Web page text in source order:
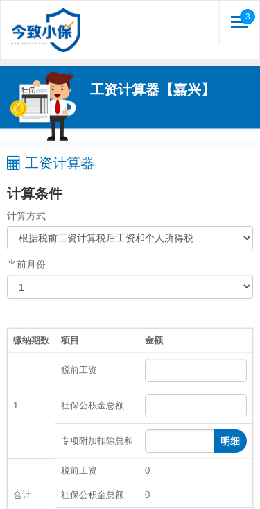
3
工资计算器【嘉兴】
工资计算器
计算条件
计算方式
当前月份
缴纳期数 项目 金额
1
税前工资
社保公积金总额
专项附加扣除总和 明细
合计
税前工资 0
社保公积金总额 0